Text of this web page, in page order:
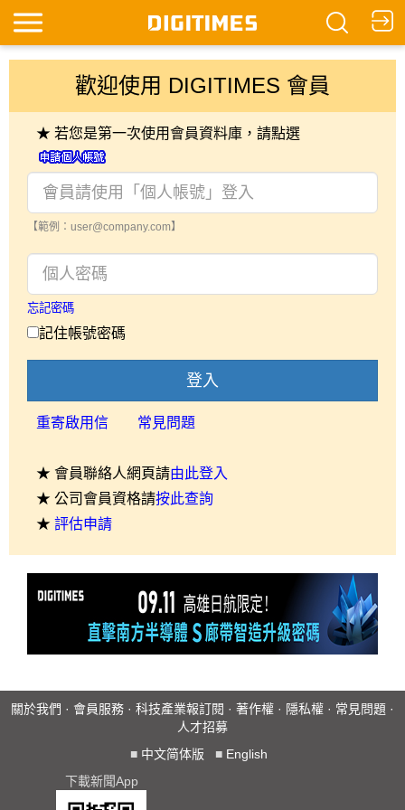
歡迎使用 DIGITIMES 會員
★ 若您是第一次使用會員資料庫，請點選
【範例：user@company.com】
忘記密碼
記住帳號密碼
登入
重寄啟用信 常見問題
★ 會員聯絡人網頁請由此登入
★ 公司會員資格請按此查詢
★ 評估申請
關於我們 · 會員服務 · 科技產業報訂閱 · 著作權 · 隱私權 · 常見問題 ·
人才招募
■ 中文简体版 ■ English
下載新聞App